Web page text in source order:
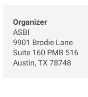
Organizer
ASBI
9901 Brodie Lane
Suite 160 PMB 516
Austin, TX 78748